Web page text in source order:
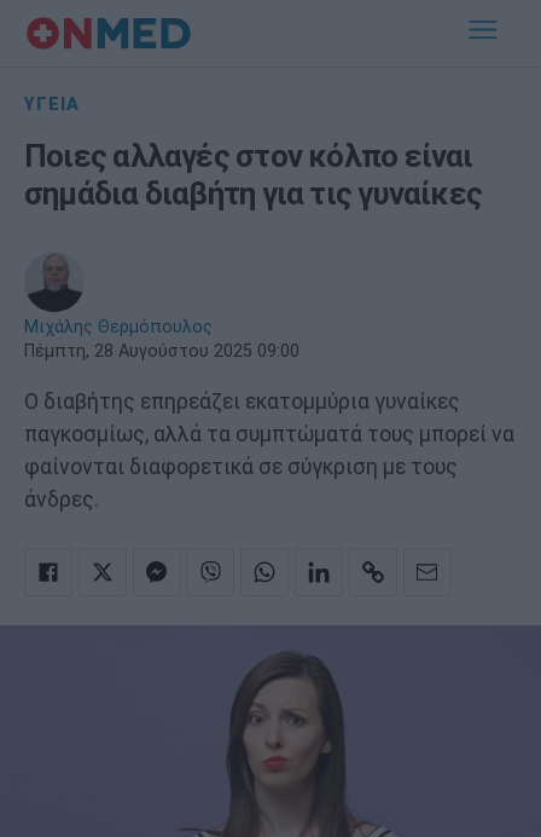
ΥΓΕΙΑ
Ποιες αλλαγές στον κόλπο είναι
σημάδια διαβήτη για τις γυναίκες
Μιχάλης Θερμόπουλος
Πέμπτη, 28 Αυγούστου 2025 09:00
Ο διαβήτης επηρεάζει εκατομμύρια γυναίκες
παγκοσμίως, αλλά τα συμπτώματά τους μπορεί να
φαίνονται διαφορετικά σε σύγκριση με τους
άνδρες.